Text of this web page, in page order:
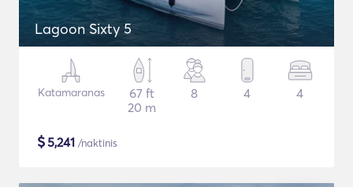
Lagoon Sixty 5
Katamaranas
67 ft
20 m
8 4 4
$5,241 /naktinis